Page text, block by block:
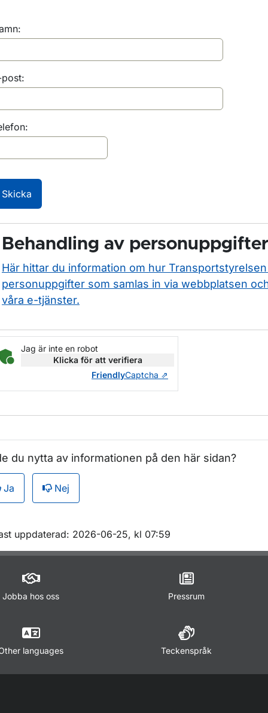
post:
Skicka
Behandling av personuppgifter
Här hittar du information om hur
personuppgifter som samlas in via webbplatsen
våra e-tjänster.
Jag är inte en robot
Klicka för att verifiera
FriendlyCaptcha ⇗
du nytta av informationen på den här sidan?
Ja Nej
sidan
uppdaterad: 2026-06-25, kl 07:59
Jobba hos oss Pressrum
languages Teckenspråk